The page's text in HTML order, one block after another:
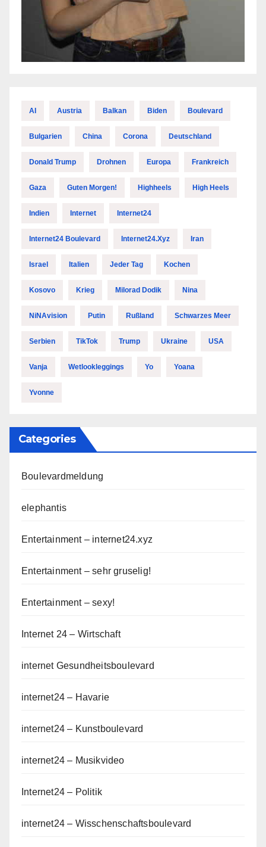
AI Austria Balkan Biden Boulevard
Bulgarien China Corona Deutschland
Donald Trump Drohnen Europa Frankreich
Gaza Guten Morgen! Highheels High Heels
Indien Internet Internet24
Internet24 Boulevard Internet24.xyz Iran
Israel Italien Jeder Tag Kochen
Kosovo Krieg Milorad Dodik Nina
NiNAvision Putin Rußland Schwarzes Meer
Serbien TikTok Trump Ukraine USA
Vanja Wetlookleggings Yo Yoana
Yvonne
Categories
Boulevardmeldung
elephantis
Entertainment – internet24.xyz
Entertainment – sehr gruselig!
Entertainment – sexy!
Internet 24 – Wirtschaft
internet Gesundheitsboulevard
internet24 – Havarie
internet24 – Kunstboulevard
internet24 – Musikvideo
Internet24 – Politik
internet24 – Wisschenschaftsboulevard